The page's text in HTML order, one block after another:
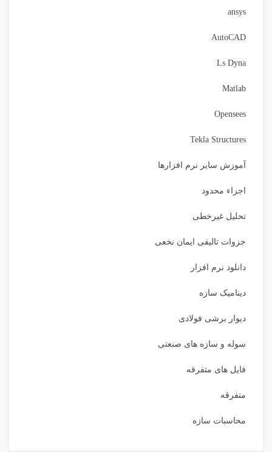
ansys
AutoCAD
Ls Dyna
Matlab
Opensees
Tekla Structures
آموزش سایر نرم افزارها
اجزاء محدود
تحلیل غیرخطی
جزوات تالیفی ایمان نخعی
دانلود نرم افزار
دینامیک سازه
دیوار برشی فولادی
سوله و سازه های صنعتی
فایل های متفرقه
متفرقه
محاسبات سازه